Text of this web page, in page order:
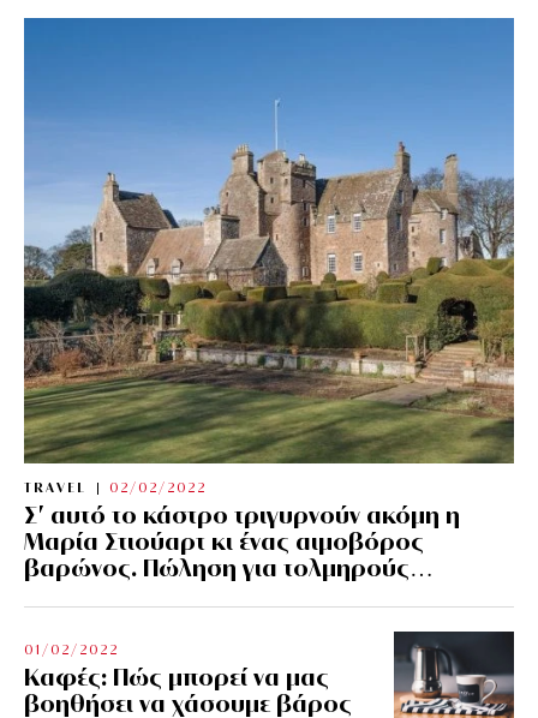
TRAVEL 02/02/2022
Σ’ αυτό το κάστρο τριγυρνούν ακόμη η
Μαρία Στιούαρτ κι ένας αιμοβόρος
βαρώνος. Πώληση για τολμηρούς…
01/02/2022
Kαφές: Πώς μπορεί να μας
βοηθήσει να χάσουμε βάρος